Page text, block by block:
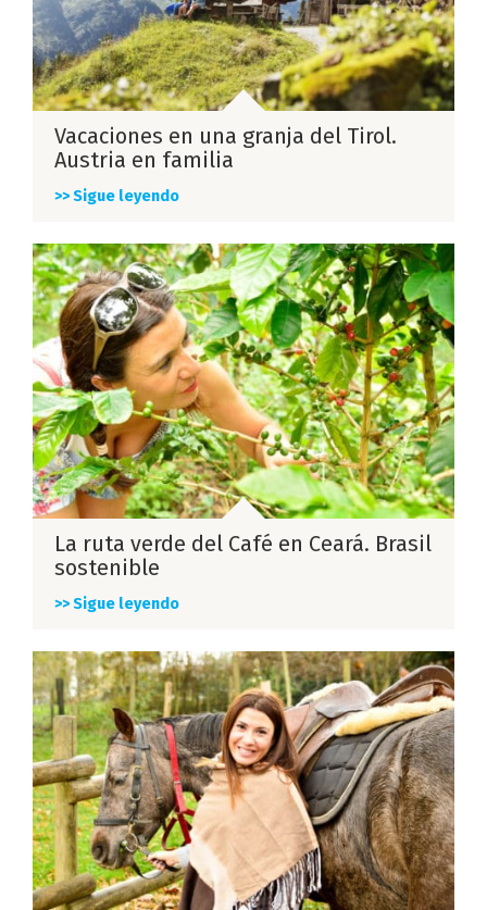
Vacaciones en una granja del Tirol.
Austria en familia
>> Sigue leyendo
La ruta verde del Café en Ceará. Brasil
sostenible
>> Sigue leyendo